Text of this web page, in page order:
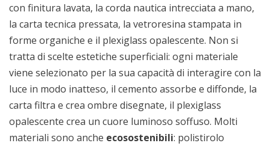
con finitura lavata, la corda nautica intrecciata a mano,
la carta tecnica pressata, la vetroresina stampata in
forme organiche e il plexiglass opalescente. Non si
tratta di scelte estetiche superficiali: ogni materiale
viene selezionato per la sua capacità di interagire con la
luce in modo inatteso, il cemento assorbe e diffonde, la
carta filtra e crea ombre disegnate, il plexiglass
opalescente crea un cuore luminoso soffuso. Molti
materiali sono anche ecosostenibili: polistirolo